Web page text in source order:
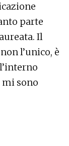
parte
Il
l’unico, è
mi sono